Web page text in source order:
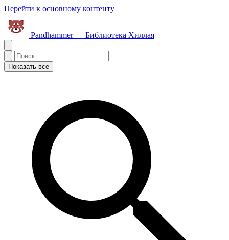
Перейти к основному контенту
Pandhammer — Библиотека Хиллая
Показать все